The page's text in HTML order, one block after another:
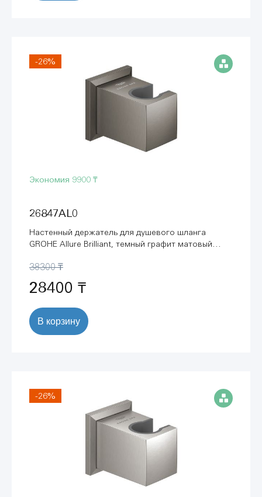
-26%
Экономия 9900 ₸
26847AL0
Настенный держатель для душевого шланга
GROHE Allure Brilliant, темный графит матовый
38300 ₸
28400 ₸
В корзину
-26%